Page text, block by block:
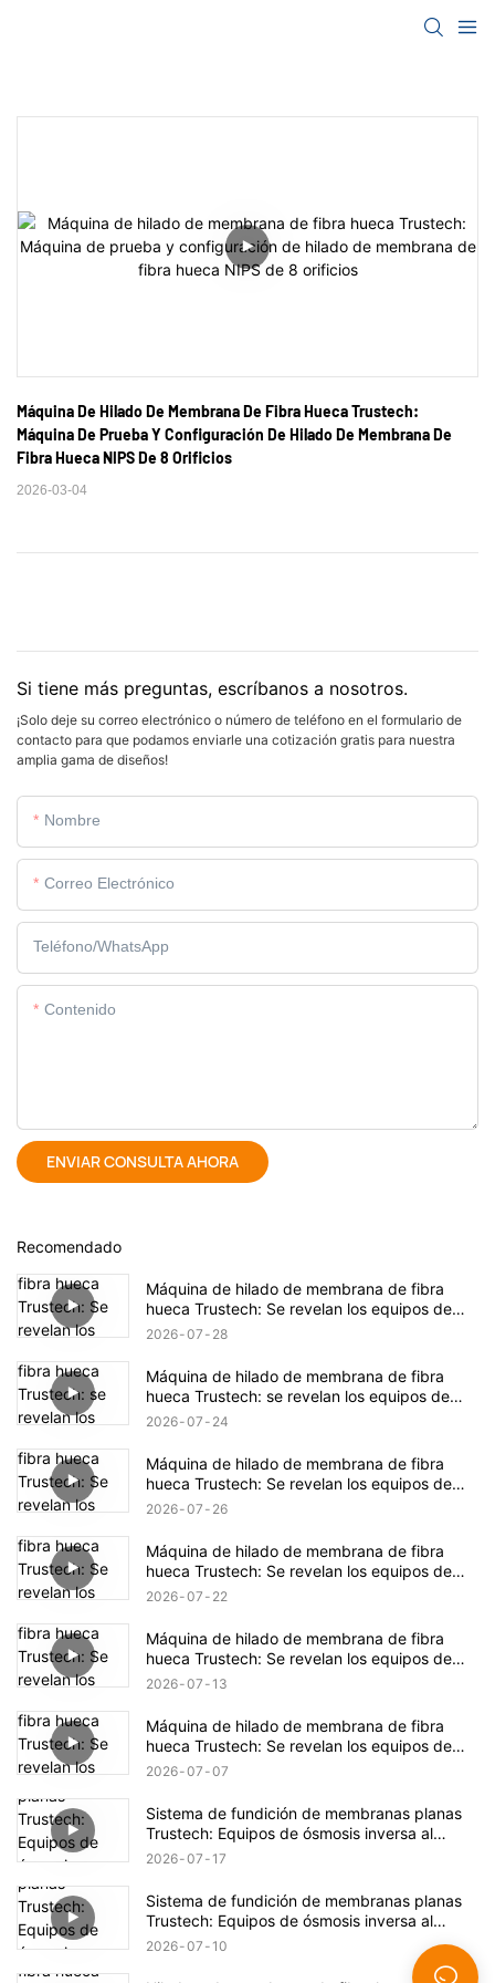
Máquina De Hilado De Membrana De Fibra Hueca Trustech:
Máquina De Prueba Y Configuración De Hilado De Membrana De
Fibra Hueca NIPS De 8 Orificios
2026-03-04
Si tiene más preguntas, escríbanos a nosotros.
¡Solo deje su correo electrónico o número de teléfono en el formulario de
contacto para que podamos enviarle una cotización gratis para nuestra
amplia gama de diseños!
Nombre
Correo Electrónico
Teléfono/WhatsApp
Contenido
ENVIAR CONSULTA AHORA
Recomendado
Máquina de hilado de membrana de fibra
hueca Trustech: Se revelan los equipos de
hilado TIPS (17)
2026 07 28
Máquina de hilado de membrana de fibra
hueca Trustech: se revelan los equipos de
hilado TIPS (16)
2026 07 24
Máquina de hilado de membrana de fibra
hueca Trustech: Se revelan los equipos de
hilado de NIPS (18)
2026 07 26
Máquina de hilado de membrana de fibra
hueca Trustech: Se revelan los equipos de
hilado de NIPS (17)
2026 07 22
Máquina de hilado de membrana de fibra
hueca Trustech: Se revelan los equipos de
hilado de NIPS (16)
2026 07 13
Máquina de hilado de membrana de fibra
hueca Trustech: Se revelan los equipos de
hilado de NIPS (15)
2026 07 07
Sistema de fundición de membranas planas
Trustech: Equipos de ósmosis inversa al
descubierto (XIV)
2026 07 17
Sistema de fundición de membranas planas
Trustech: Equipos de ósmosis inversa al
descubierto (XIII)
2026 07 10